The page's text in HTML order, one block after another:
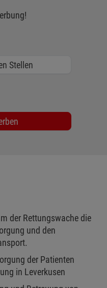
Stellen
der Rettungswache die
und den
der Patienten
in Leverkusen